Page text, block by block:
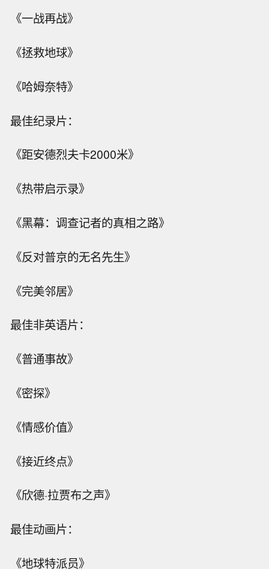
《一战再战》
《拯救地球》
《哈姆奈特》
最佳纪录片：
《距安德烈夫卡2000米》
《热带启示录》
《黑幕：调查记者的真相之路》
《反对普京的无名先生》
《完美邻居》
最佳非英语片：
《普通事故》
《密探》
《情感价值》
《接近终点》
《欣德·拉贾布之声》
最佳动画片：
《地球特派员》